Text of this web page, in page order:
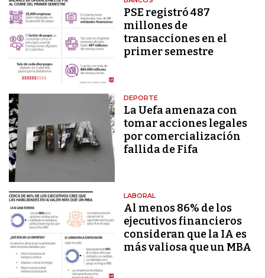
PSE registró 487
millones de
transacciones en el
primer semestre
DEPORTE
La Uefa amenaza con
tomar acciones legales
por comercialización
fallida de Fifa
LABORAL
Al menos 86% de los
ejecutivos financieros
consideran que la IA es
más valiosa que un MBA